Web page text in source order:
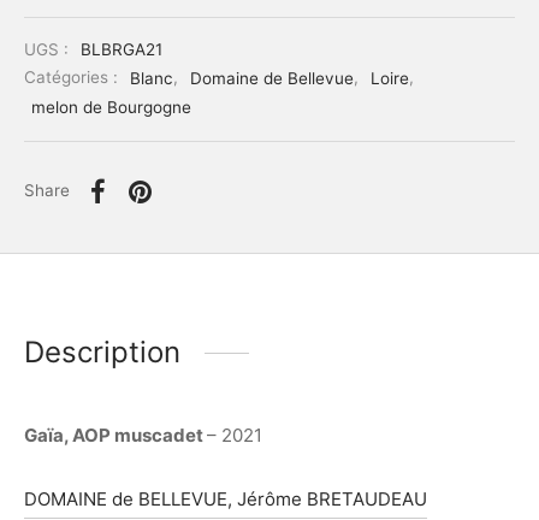
UGS :
BLBRGA21
Catégories :
Blanc, Domaine de Bellevue, Loire,
melon de Bourgogne
Share
Description
Gaïa, AOP muscadet– 2021
DOMAINE de BELLEVUE, Jérôme BRETAUDEAU